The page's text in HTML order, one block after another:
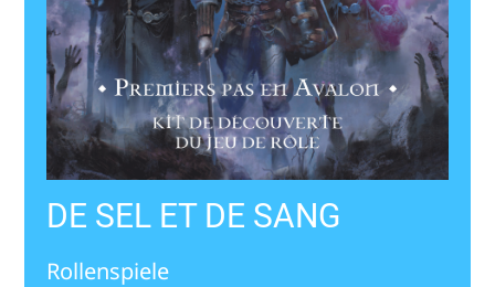
DE SEL ET DE SANG
Rollenspiele